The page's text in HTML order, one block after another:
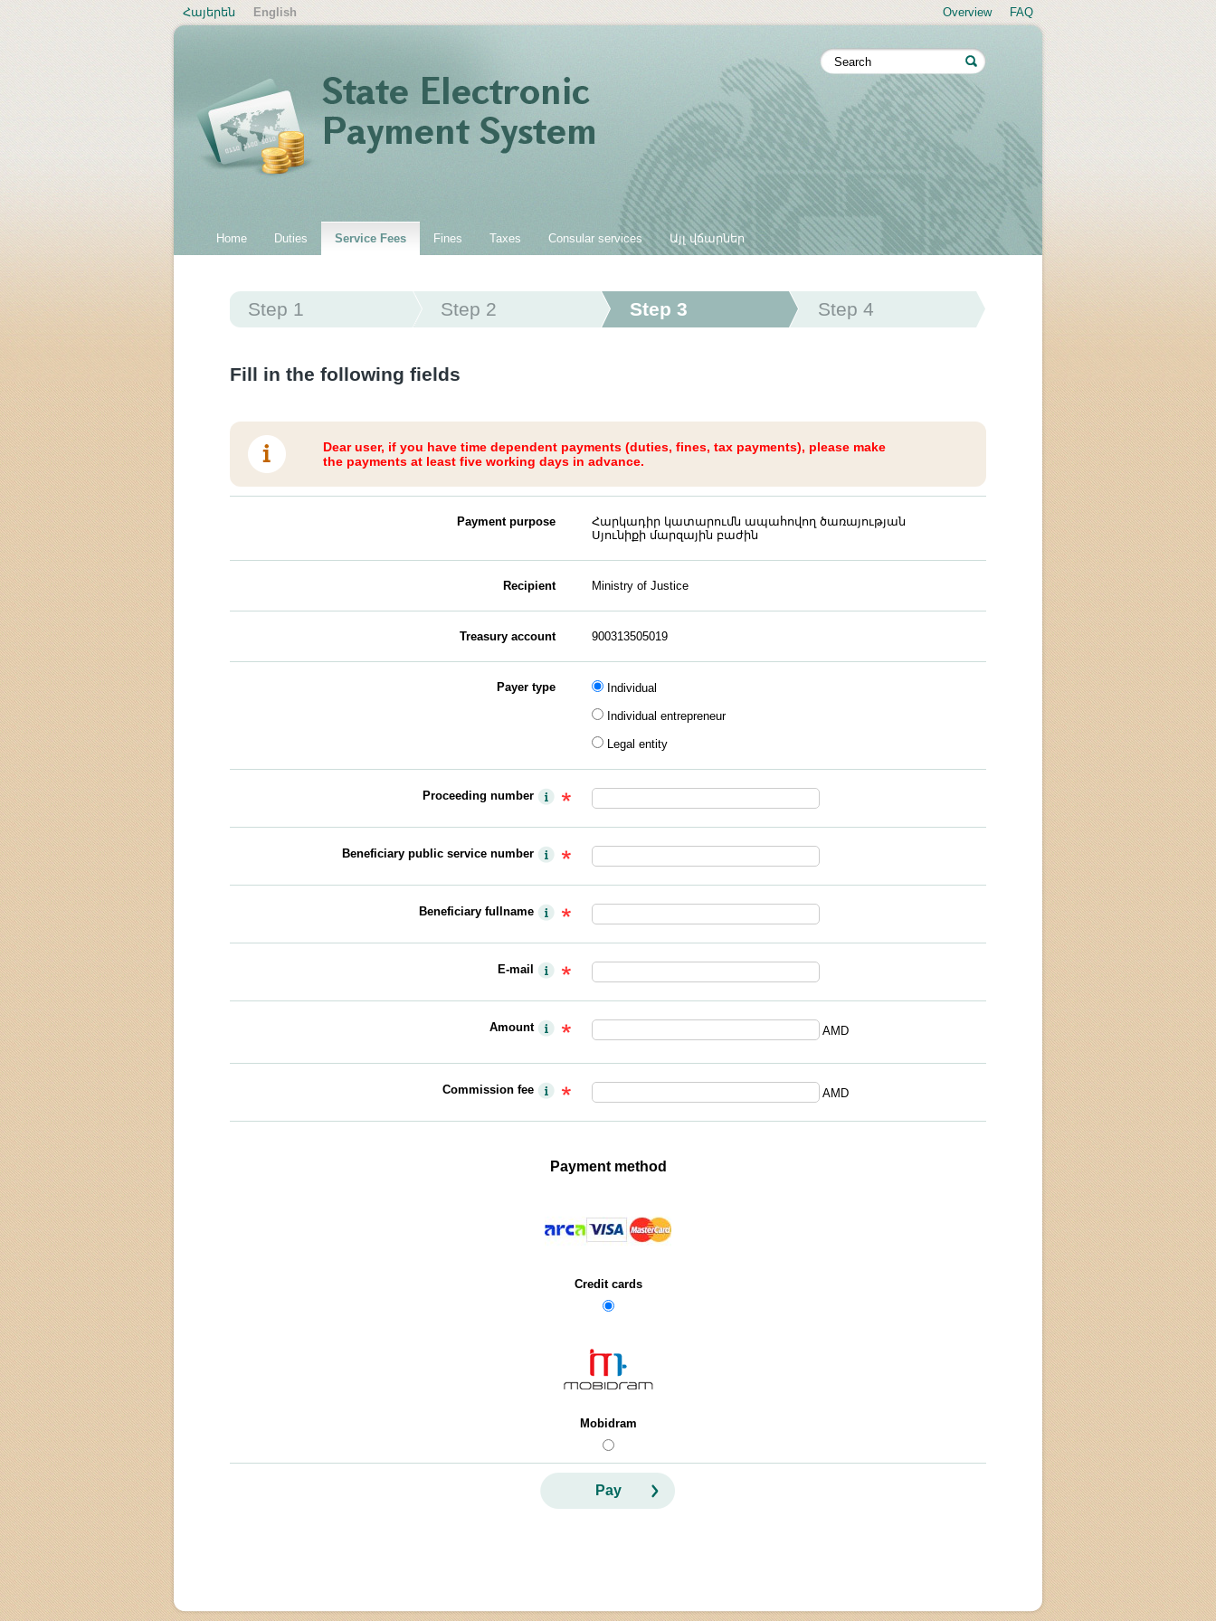
Հայերեն English Overview FAQ
Home Duties Service Fees Fines Taxes Consular services Այլ վճարներ
Step 1 Step 2 Step 3 Step 4
Fill in the following fields
Dear user, if you have time dependent payments (duties, fines, tax payments), please make
the payments at least five working days in advance.
Payment purpose
Հարկադիր կատարումն ապահովող ծառայության
Սյունիքի մարզային բաժին
Recipient Ministry of Justice
Treasury account 900313505019
Payer type Individual
Individual entrepreneur
Legal entity
Proceeding number
Beneficiary public service number
Beneficiary fullname
E-mail
Amount AMD
Commission fee AMD
Payment method
Credit cards
Mobidram
Pay